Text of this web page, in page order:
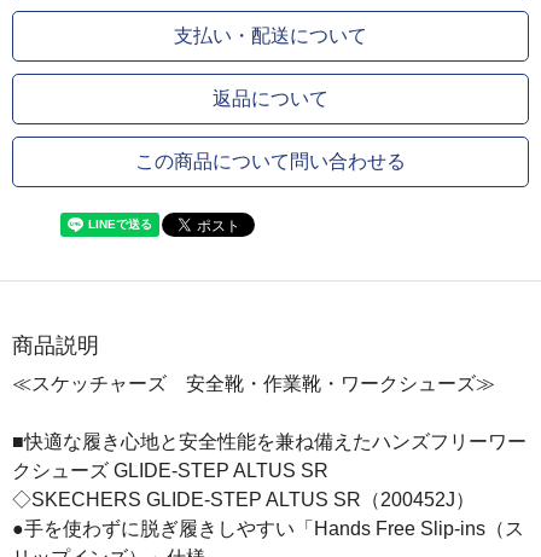
支払い・配送について
返品について
この商品について問い合わせる
商品説明
≪スケッチャーズ 安全靴・作業靴・ワークシューズ≫
■快適な履き心地と安全性能を兼ね備えたハンズフリーワー
クシューズ GLIDE-STEP ALTUS SR
◇SKECHERS GLIDE-STEP ALTUS SR（200452J）
●手を使わずに脱ぎ履きしやすい「Hands Free Slip-ins（ス